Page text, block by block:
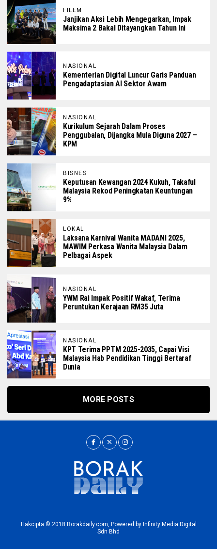
FILEM
Janjikan Aksi Lebih Mengegarkan, Impak
Maksima 2 Bakal Ditayangkan Tahun Ini
NASIONAL
Kementerian Digital Luncur Garis Panduan
Pengadaptasian AI Sektor Awam
NASIONAL
Kurikulum Sejarah Dalam Proses
Penggubalan, Dijangka Mula Diguna 2027 –
KPM
BISNES
Keputusan Kewangan 2024 Kukuh, Takaful
Malaysia Rekod Peningkatan Keuntungan
9%
LOKAL
Laksana Karnival Wanita MADANI 2025,
MAWIM Perkasa Wanita Malaysia Dalam
Pelbagai Aspek
NASIONAL
YWM Rai Impak Positif Wakaf, Terima
Peruntukan Kerajaan RM35 Juta
NASIONAL
KPT Terima PPTM 2025-2035, Capai Visi
Malaysia Hab Pendidikan Tinggi Bertaraf
Dunia
MORE POSTS
Hakcipta © 2018 Borakdaily.com, Powered by Infinity Media Digital
Sdn Bhd